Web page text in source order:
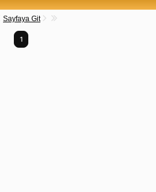
Sayfaya Git
1